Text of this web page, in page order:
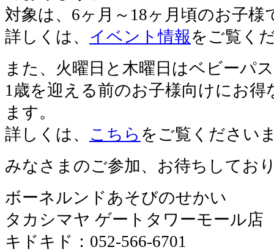
対象は、6ヶ月～18ヶ月頃のお子様
詳しくは、 イベント情報 をご覧く
また、火曜日と木曜日はベビーパ
1歳を迎える前のお子様向けにお
ます。
詳しくは、 こちら をご覧ください
みなさまのご参加、お待ちしてお
ボーネルンドあそびのせかい
タカシマヤ ゲートタワーモール店
キドキド：052-566-6701